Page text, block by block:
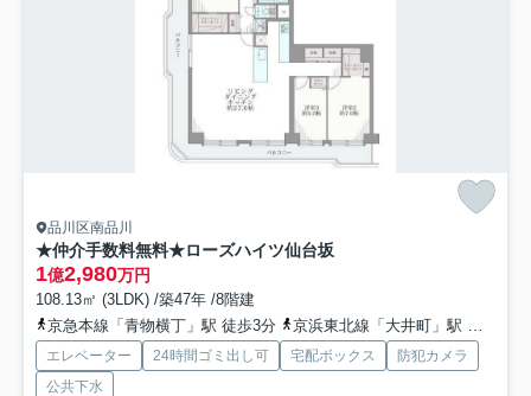
品川区南品川
★仲介手数料無料★ローズハイツ仙台坂
1億2,980万円
108.13㎡ (3LDK) /築47年 /8階建
京急本線「青物横丁」駅 徒歩3分
京浜東北線「大井町」駅 徒歩10分
エレベーター 24時間ゴミ出し可 宅配ボックス
防犯カメラ
公共下水